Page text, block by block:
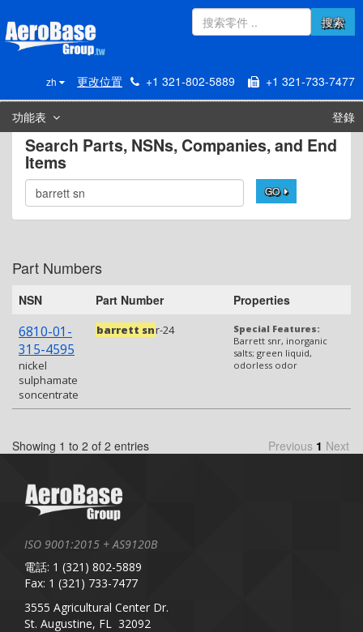
zh 更改位置 +1 321-802-5889 +1 321-733-7477
搜索
功能表 登錄
Search Parts, NSNs, Companies, and End
Items
GO
Part Numbers
NSN Part Number Properties
6810-01-
315-4595
nickel
sulphamate
soncentrate
barrett snr-24
Special Features:
Barrett snr, inorganic
salts; green liquid,
odorless odor
Showing 1 to 2 of 2 entries Previous 1 Next
ISO 9001:2015 + AS9120B
電話: 1 (321) 802-5889
Fax: 1 (321) 733-7477
3555 Agricultural Center Dr.
St. Augustine, FL 32092